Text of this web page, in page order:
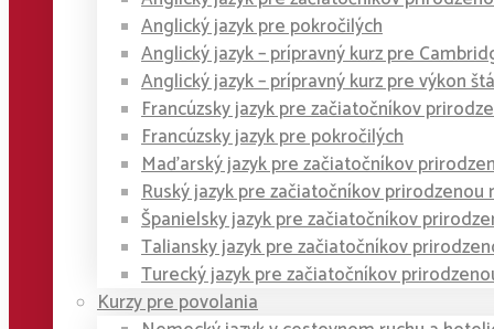
Anglický jazyk pre pokročilých
Anglický jazyk – prípravný kurz pre
Anglický jazyk – prípravný kurz pre výkon
Francúzsky jazyk pre začiatočníkov
Francúzsky jazyk pre pokročilých
Maďarský jazyk pre začiatočníkov
Ruský jazyk pre začiatočníkov
Španielsky jazyk pre začiatočníkov
Taliansky jazyk pre začiatočníkov
Turecký jazyk pre začiatočníkov
Kurzy pre povolania